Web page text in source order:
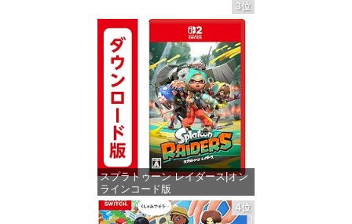
価格：¥5,595
3位
スプラトゥーン レイダース|オン
ラインコード版
価格：¥5,832
4位